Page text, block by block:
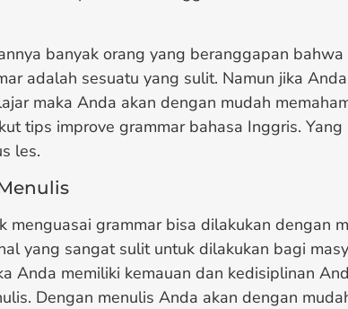
banyak orang yang beranggapan bahwa
adalah sesuatu yang sulit. Namun jika
maka Anda akan dengan mudah
tips improve grammar bahasa Inggris.
les.
menguasai grammar bisa dilakukan dengan
yang sangat sulit untuk dilakukan bagi
Anda memiliki kemauan dan kedisiplinan
Dengan menulis Anda akan dengan